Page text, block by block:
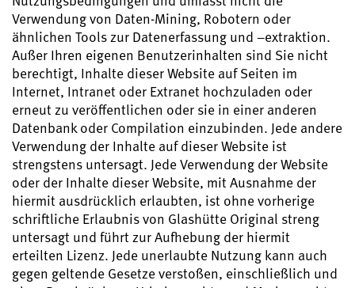
Verwendung von Daten-Mining, Robotern oder
ähnlichen Tools zur Datenerfassung und –extraktion.
Außer Ihren eigenen Benutzerinhalten sind Sie nicht
berechtigt, Inhalte dieser Website auf Seiten im
Internet, Intranet oder Extranet hochzuladen oder
erneut zu veröffentlichen oder sie in einer anderen
Datenbank oder Compilation einzubinden. Jede andere
Verwendung der Inhalte auf dieser Website ist
strengstens untersagt. Jede Verwendung der Website
oder der Inhalte dieser Website, mit Ausnahme der
hiermit ausdrücklich erlaubten, ist ohne vorherige
schriftliche Erlaubnis von Glashütte Original streng
untersagt und führt zur Aufhebung der hiermit
erteilten Lizenz. Jede unerlaubte Nutzung kann auch
gegen geltende Gesetze verstoßen, einschließlich und